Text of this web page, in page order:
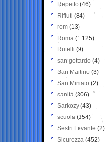
Repetto (46)
Rifiuti (84)
rom (13)
Roma (1.125)
Rutelli (9)
san gottardo (4)
San Martino (3)
San Miniato (2)
sanità (306)
Sarkozy (43)
scuola (354)
Sestri Levante (2)
Sicurezza (452)